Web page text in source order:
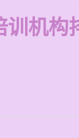
训机构